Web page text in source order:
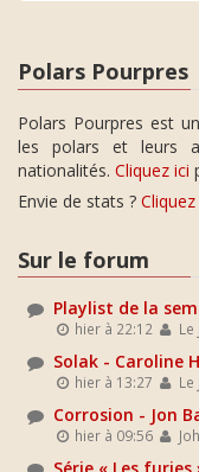
Polars Pourpres
Polars Pourpres est
les polars et leurs
nationalités. Cliquez ici
Envie de stats ? Cliquez
Sur le forum
Playlist de la
hier à 22:12 Le
Solak - Caroline
hier à 13:27 Le
Corrosion - Jon
hier à 09:56